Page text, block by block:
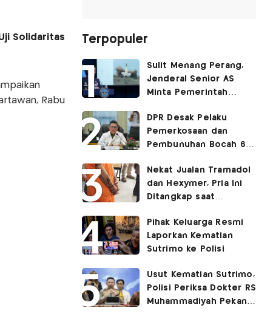
Solidaritas
Rabu
Terpopuler
Sulit Menang Perang,
Jenderal Senior AS
Minta Pemerintah
Lawan Iran
DPR Desak Pelaku
Pemerkosaan dan
Pembunuhan Bocah 6
Dihukum Seumur Hidup
Nekat Jualan Tramadol
dan Hexymer, Pria Ini
Ditangkap saat
Pihak Keluarga Resmi
Laporkan Kematian
Sutrimo ke Polisi
Usut Kematian Sutrimo,
Polisi Periksa Dokter RS
Muhammadiyah Pekan